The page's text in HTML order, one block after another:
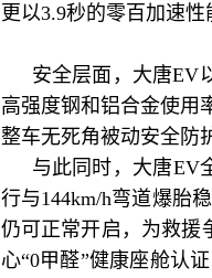
更以3.9秒的零百加速性
安全层面，大唐EV
高强度钢和铝合金使用
整车无死角被动安全防
与此同时， 大唐EV
行与144km/h弯道爆胎
仍可正常开启，为救援
心“0甲醛”健康座舱认证